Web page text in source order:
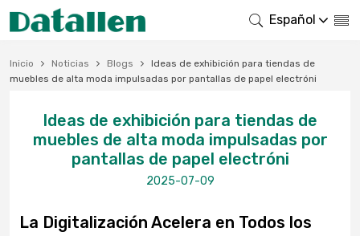
Español
Inicio Noticias Blogs
Ideas de exhibición para tiendas de
muebles de alta moda impulsadas por pantallas de papel electróni
Ideas de exhibición para tiendas de
muebles de alta moda impulsadas por
pantallas de papel electróni
2025-07-09
La Digitalización Acelera en Todos los